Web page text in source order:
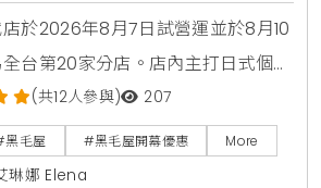
於2026年8月7日試營運並於8月10
台第20家分店。店內主打日式個人
並推出夏季限定番茄鍋。歡慶新店
the Road推出青森蘋果義式手工
祭出追蹤官方社群免費送伊比利豬
(共12人參與) 207
毛屋 #黑毛屋開幕優惠 More
琳娜 Elena